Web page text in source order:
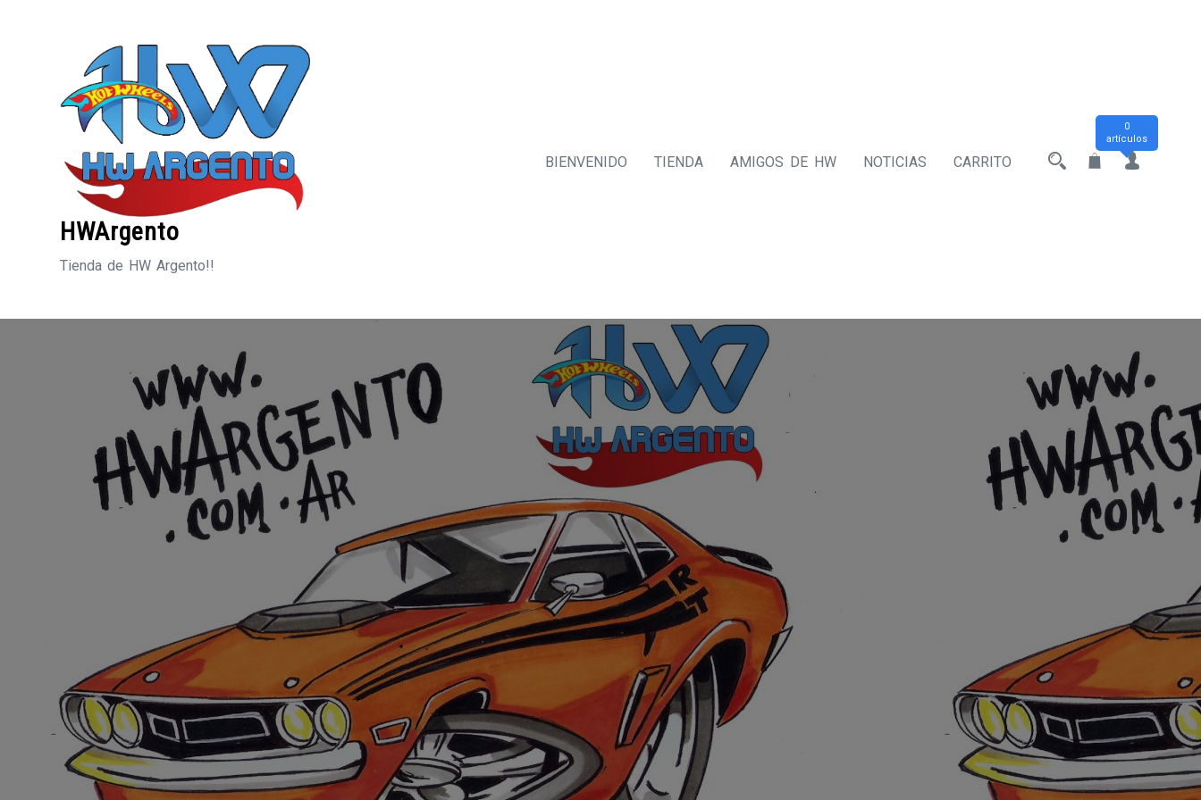
HWArgento
Tienda de HW Argento!!
BIENVENIDO TIENDA AMIGOS DE HW NOTICIAS CARRITO
0
artículos